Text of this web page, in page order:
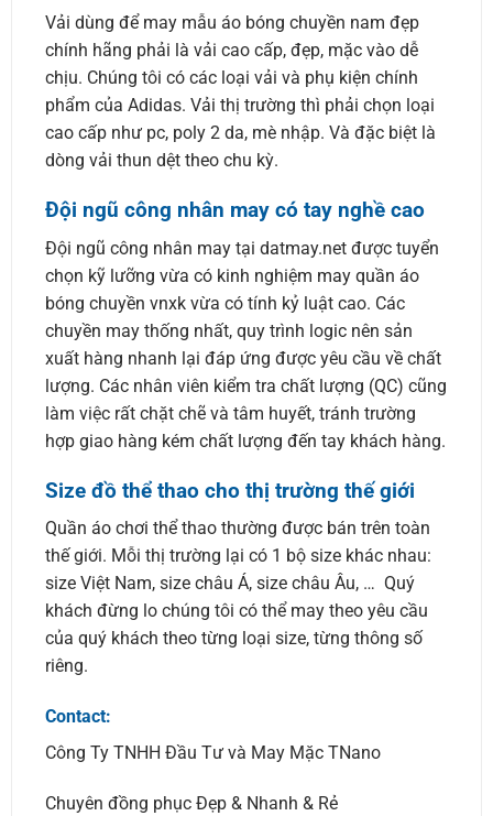
Vải dùng để may mẫu áo bóng chuyền nam đẹp
chính hãng phải là vải cao cấp, đẹp, mặc vào dễ
chịu. Chúng tôi có các loại vải và phụ kiện chính
phẩm của Adidas. Vải thị trường thì phải chọn loại
cao cấp như pc, poly 2 da, mè nhập. Và đặc biệt là
dòng vải thun dệt theo chu kỳ.
Đội ngũ công nhân may có tay nghề cao
Đội ngũ công nhân may tại datmay.net được tuyển
chọn kỹ lưỡng vừa có kinh nghiệm may quần áo
bóng chuyền vnxk vừa có tính kỷ luật cao. Các
chuyền may thống nhất, quy trình logic nên sản
xuất hàng nhanh lại đáp ứng được yêu cầu về chất
lượng. Các nhân viên kiểm tra chất lượng (QC) cũng
làm việc rất chặt chẽ và tâm huyết, tránh trường
hợp giao hàng kém chất lượng đến tay khách hàng.
Size đồ thể thao cho thị trường thế giới
Quần áo chơi thể thao thường được bán trên toàn
thế giới. Mỗi thị trường lại có 1 bộ size khác nhau:
size Việt Nam, size châu Á, size châu Âu, … Quý
khách đừng lo chúng tôi có thể may theo yêu cầu
của quý khách theo từng loại size, từng thông số
riêng.
Contact:
Công Ty TNHH Đầu Tư và May Mặc TNano
Chuyên đồng phục Đẹp & Nhanh & Rẻ